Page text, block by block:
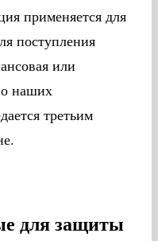
применяется для
поступления
или
наших
третьим
для защиты